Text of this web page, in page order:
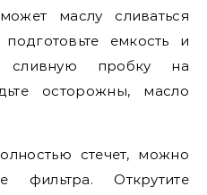
маслу сливаться
емкость и
сливную пробку на
осторожны, масло
стечет, можно
фильтра. Открутите